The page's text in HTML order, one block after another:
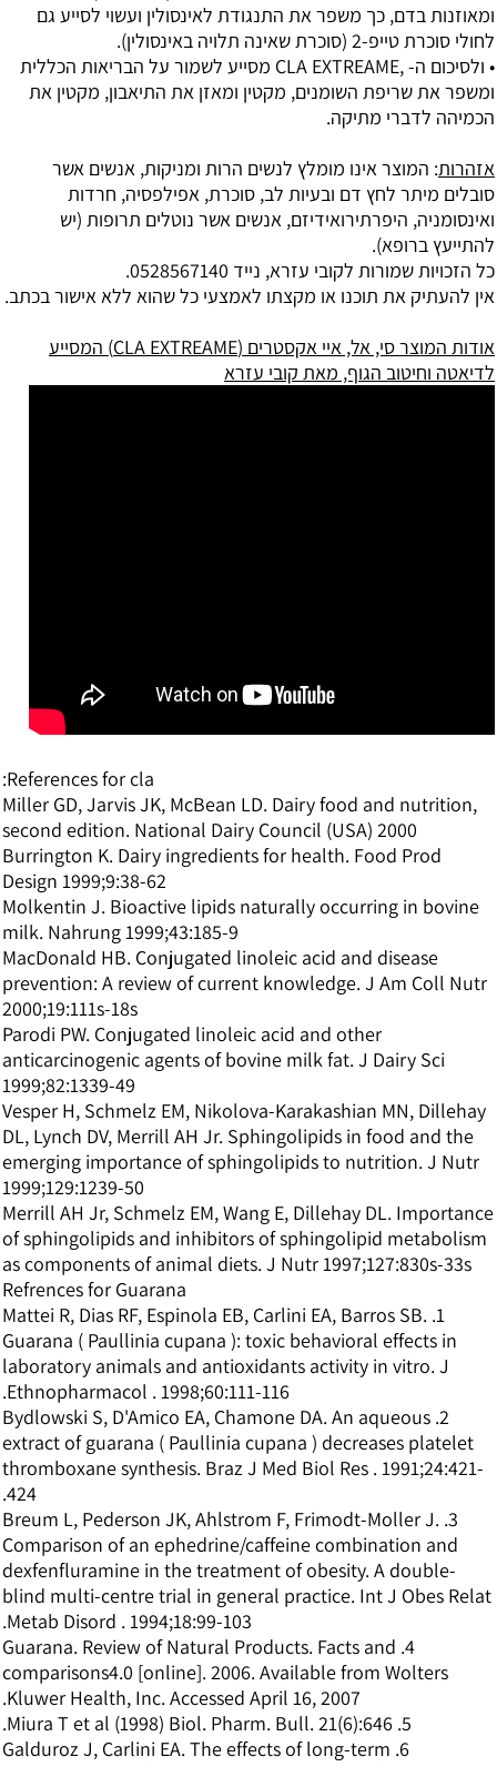
ומאוזנות בדם, כך משפר את התנגודת לאינסולין ועשוי לסייע גם
לחולי סוכרת טייפ-2 (סוכרת שאינה תלויה באינסולין).
• ולסיכום ה- ,CLA EXTREAME מסייע לשמור על הבריאות הכללית
ומשפר את שריפת השומנים, מקטין ומאזן את התיאבון, מקטין את
הכמיהה לדברי מתיקה.
אזהרות: המוצר אינו מומלץ לנשים הרות ומניקות, אנשים אשר
סובלים מיתר לחץ דם ובעיות לב, סוכרת, אפילפסיה, חרדות
ואינסומניה, היפרתירואידיזם, אנשים אשר נוטלים תרופות (יש
להתייעץ ברופא).
כל הזכויות שמורות לקובי עזרא, נייד 0528567140.
אין להעתיק את תוכנו או מקצתו לאמצעי כל שהוא ללא אישור בכתב.
אודות המוצר סי, אל, איי אקסטרים (CLA EXTREAME) המסייע
לדיאטה וחיטוב הגוף, מאת קובי עזרא
References for cla:
Miller GD, Jarvis JK, McBean LD. Dairy food and nutrition,
second edition. National Dairy Council (USA) 2000
Burrington K. Dairy ingredients for health. Food Prod
Design 1999;9:38-62
Molkentin J. Bioactive lipids naturally occurring in bovine
milk. Nahrung 1999;43:185-9
MacDonald HB. Conjugated linoleic acid and disease
prevention: A review of current knowledge. J Am Coll Nutr
2000;19:111s-18s
Parodi PW. Conjugated linoleic acid and other
anticarcinogenic agents of bovine milk fat. J Dairy Sci
1999;82:1339-49
Vesper H, Schmelz EM, Nikolova-Karakashian MN, Dillehay
DL, Lynch DV, Merrill AH Jr. Sphingolipids in food and the
emerging importance of sphingolipids to nutrition. J Nutr
1999;129:1239-50
Merrill AH Jr, Schmelz EM, Wang E, Dillehay DL. Importance
of sphingolipids and inhibitors of sphingolipid metabolism
as components of animal diets. J Nutr 1997;127:830s-33s
Refrences for Guarana
1. Mattei R, Dias RF, Espinola EB, Carlini EA, Barros SB.
Guarana ( Paullinia cupana ): toxic behavioral effects in
laboratory animals and antioxidants activity in vitro. J
Ethnopharmacol . 1998;60:111-116.
2. Bydlowski S, D'Amico EA, Chamone DA. An aqueous
extract of guarana ( Paullinia cupana ) decreases platelet
thromboxane synthesis. Braz J Med Biol Res . 1991;24:421-
424.
3. Breum L, Pederson JK, Ahlstrom F, Frimodt-Moller J.
Comparison of an ephedrine/caffeine combination and
dexfenfluramine in the treatment of obesity. A double-
blind multi-centre trial in general practice. Int J Obes Relat
Metab Disord . 1994;18:99-103.
4. Guarana. Review of Natural Products. Facts and
comparisons4.0 [online]. 2006. Available from Wolters
Kluwer Health, Inc. Accessed April 16, 2007.
5. Miura T et al (1998) Biol. Pharm. Bull. 21(6):646.
6. Galduroz J, Carlini EA. The effects of long-term